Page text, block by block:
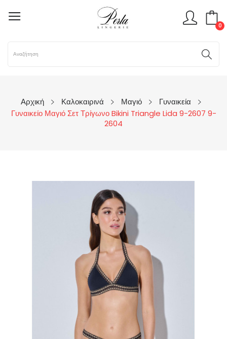
0
Αρχική Καλοκαιρινά Μαγιό
Γυναικεία
Γυναικείο Μαγιό Σετ Τρίγωνο Bikini Triangle Lida 9-2607 9-
2604